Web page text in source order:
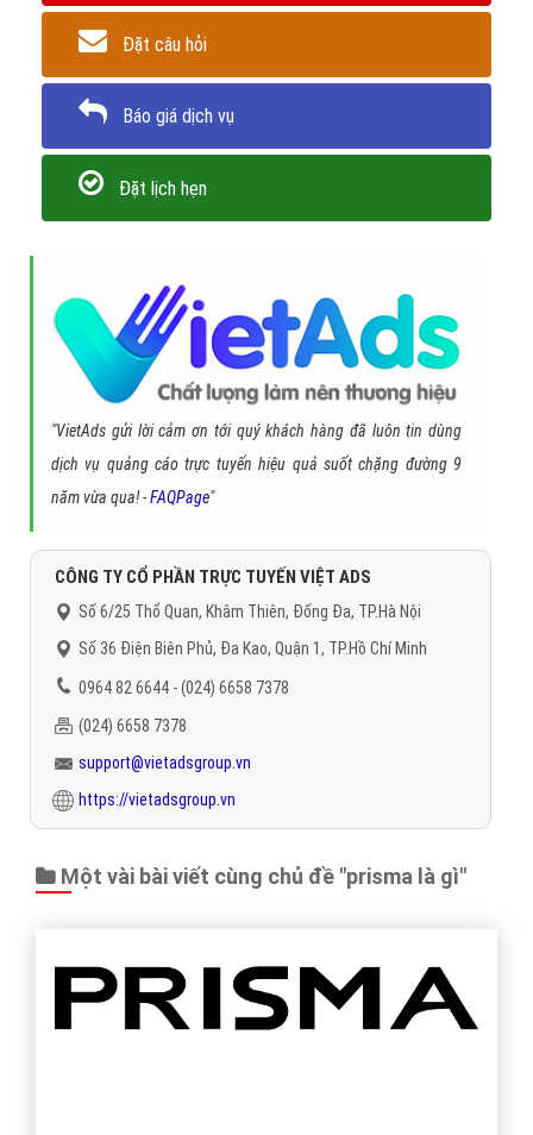
Đặt câu hỏi
Báo giá dịch vụ
Đặt lịch hẹn
"VietAds gửi lời cảm ơn tới quý khách hàng đã luôn tin dùng
dịch vụ quảng cáo trực tuyến hiệu quả suốt chặng đường 9
năm vừa qua! -FAQPage"
CÔNG TY CỔ PHẦN TRỰC TUYẾN VIỆT ADS
Số 6/25 Thổ Quan, Khâm Thiên, Đống Đa, TP.Hà Nội
Số 36 Điện Biên Phủ, Đa Kao, Quận 1, TP.Hồ Chí Minh
0964 82 6644 - (024) 6658 7378
(024) 6658 7378
support@vietadsgroup.vn
https://vietadsgroup.vn
Một vài bài viết cùng chủ đề "prisma là gì"